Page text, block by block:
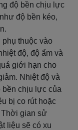
độ bền chịu lực
độ bền kéo,
thuộc vào
độ, độ ẩm và
giới hạn cho
Nhiệt độ và
chịu lực của
bị co rút hoặc
Thời gian sử
liệu sẽ có xu